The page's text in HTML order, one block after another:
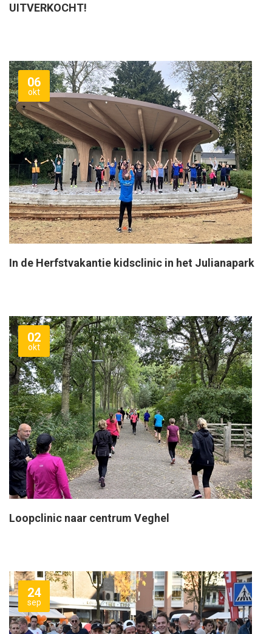
UITVERKOCHT!
06
okt
In de Herfstvakantie kidsclinic in het Julianapark
02
okt
Loopclinic naar centrum Veghel
24
sep